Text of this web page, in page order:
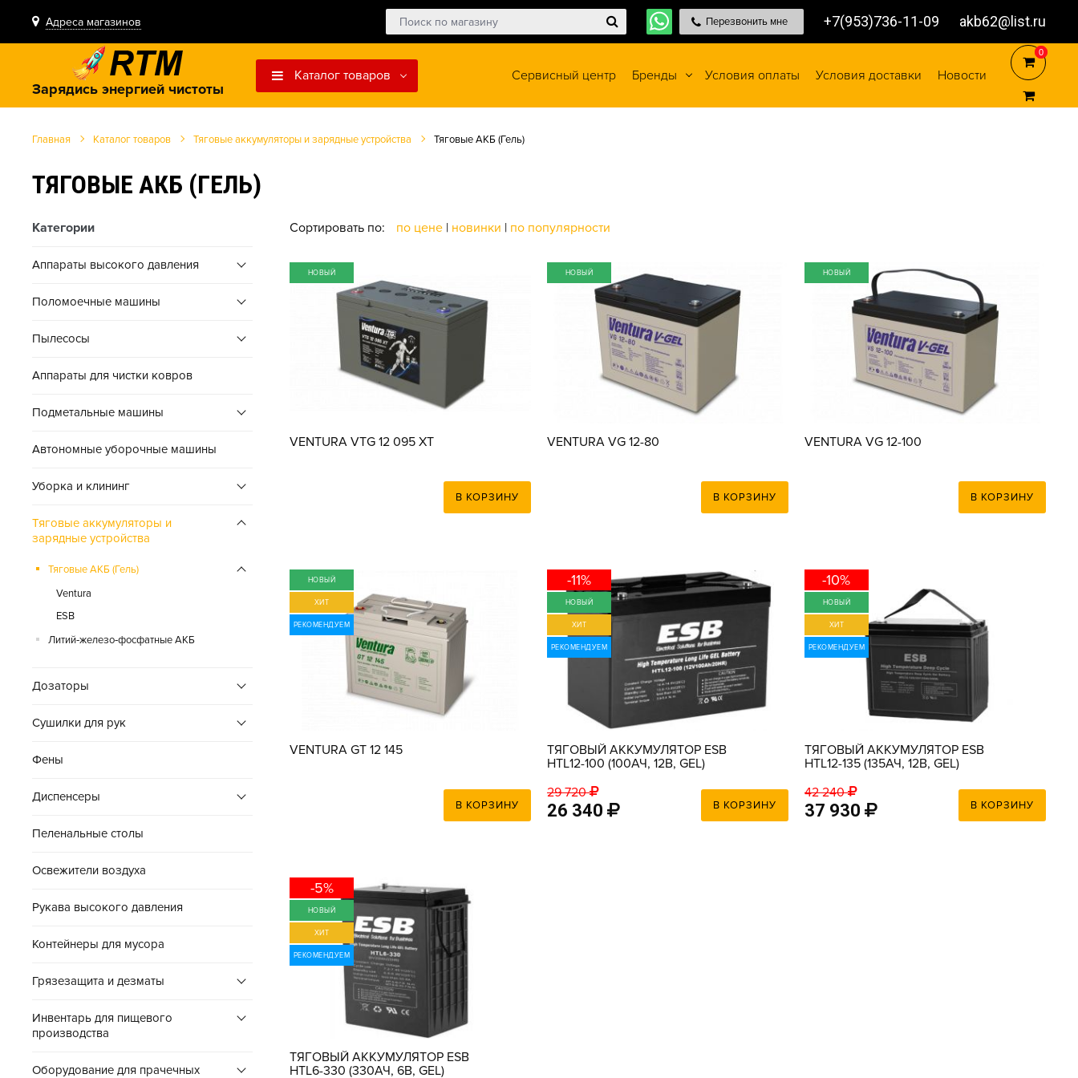
Адреса магазинов Перезвонить мне +7(953)736-11-09 akb62@list.ru
Зарядись энергией чистоты
Каталог товаров Сервисный центр Бренды Условия оплаты Условия доставки Новости
0
0
Главная Каталог товаров Тяговые аккумуляторы и зарядные устройства Тяговые АКБ (Гель)
ТЯГОВЫЕ АКБ (ГЕЛЬ)
Категории
Аппараты высокого давления
Поломоечные машины
Пылесосы
Аппараты для чистки ковров
Подметальные машины
Автономные уборочные машины
Уборка и клининг
Тяговые аккумуляторы и
зарядные устройства
Тяговые АКБ (Гель)
Ventura
ESB
Литий‑железо‑фосфатные АКБ
Дозаторы
Сушилки для рук
Фены
Диспенсеры
Пеленальные столы
Освежители воздуха
Рукава высокого давления
Контейнеры для мусора
Грязезащита и дезматы
Инвентарь для пищевого
производства
Оборудование для прачечных
Сортировать по: по цене | новинки | по популярности
НОВЫЙ
VENTURA VTG 12 095 XT
В КОРЗИНУ
НОВЫЙ
VENTURA VG 12-80
В КОРЗИНУ
НОВЫЙ
VENTURA VG 12-100
В КОРЗИНУ
НОВЫЙ
ХИТ
РЕКОМЕНДУЕМ
VENTURA GT 12 145
В КОРЗИНУ
-11%
НОВЫЙ
ХИТ
РЕКОМЕНДУЕМ
ТЯГОВЫЙ АККУМУЛЯТОР ESB
HTL12-100 (100АЧ, 12В, GEL)
29 720
26 340 В КОРЗИНУ
-10%
НОВЫЙ
ХИТ
РЕКОМЕНДУЕМ
ТЯГОВЫЙ АККУМУЛЯТОР ESB
HTL12-135 (135АЧ, 12В, GEL)
42 240
37 930 В КОРЗИНУ
-5%
НОВЫЙ
ХИТ
РЕКОМЕНДУЕМ
ТЯГОВЫЙ АККУМУЛЯТОР ESB
HTL6-330 (330АЧ, 6В, GEL)